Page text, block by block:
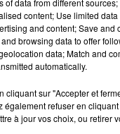
lire gratuitement, dont
les formats
pic.twitter.com/
ça n’occupe pas
content; Use limited
and content; Save
browsing data to offer
data; Match and
automatically.
cliquant sur "Accepter et
également refuser en
à jour vos choix, ou retirer